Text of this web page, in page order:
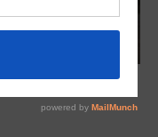
vale a pena